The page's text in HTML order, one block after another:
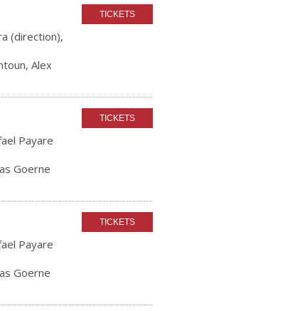
(direction),
Alex
Payare
Goerne
Payare
Goerne